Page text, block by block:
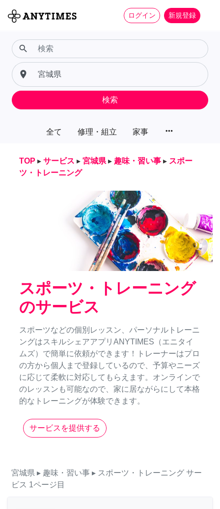
ログイン 新規登録
全て 修理・組立 家事 more_horiz
search
place
検索
TOP ▸ サービス ▸ 宮城県 ▸ 趣味・習い事 ▸ スポー
ツ・トレーニング
スポーツ・トレーニング
のサービス
スポーツなどの個別レッスン、パーソナルトレーニ
ングはスキルシェアアプリANYTIMES（エニタイ
ムズ）で簡単に依頼ができます！トレーナーはプロ
の方から個人まで登録しているので、予算やニーズ
に応じて柔軟に対応してもらえます。オンラインで
のレッスンも可能なので、家に居ながらにして本格
的なトレーニングが体験できます。
サービスを提供する
宮城県 ▸ 趣味・習い事 ▸ スポーツ・トレーニング サー
ビス 1ページ目